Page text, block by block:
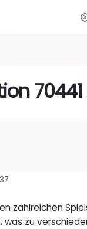
zahlreichen
zu